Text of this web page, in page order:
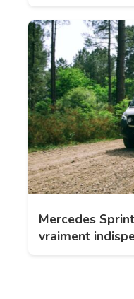
Mercedes
vraiment